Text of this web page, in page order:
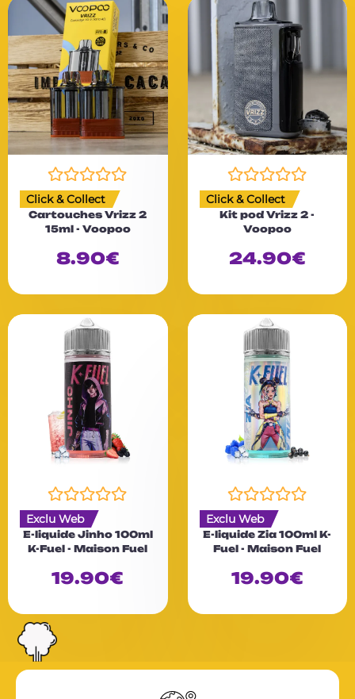
N
o
t
e
s
r
Click & Collect
Cartouches Vrizz 2
15ml - Voopoo
8.90€
N
o
0
s
r
Click & Collect
Kit pod Vrizz 2 -
Voopoo
24.90€
N
o
t
e
0
s
r
5
Exclu Web
E-liquide Jinho 100ml
K-Fuel - Maison Fuel
19.90€
N
o
t
e
0
s
r
Exclu Web
E-liquide Zia 100ml K-
Fuel - Maison Fuel
19.90€